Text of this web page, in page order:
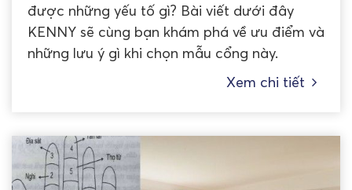
được những yếu tố gì? Bài viết dưới đây
KENNY sẽ cùng bạn khám phá về ưu điểm và
những lưu ý gì khi chọn mẫu cổng này.
Xem chi tiết